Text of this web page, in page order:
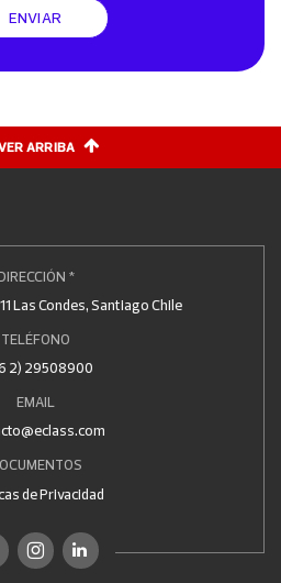
ENVIAR
ARRIBA
*
Las Condes, Santiago Chile
TELÉFONO
2) 29508900
EMAIL
de Privacidad